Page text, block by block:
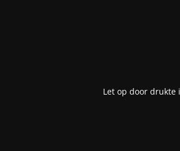
Let op door drukte